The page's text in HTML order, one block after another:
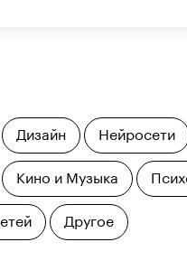
Дизайн Нейросети
Кино и Музыка
Другое